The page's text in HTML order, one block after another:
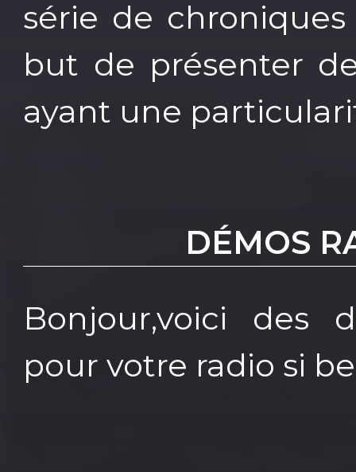
série de
but de présenter
ayant une
DÉMOS
Bonjour,voici des
pour votre radio si